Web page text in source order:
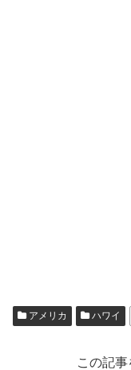
アメリカ ハワイ
この記事